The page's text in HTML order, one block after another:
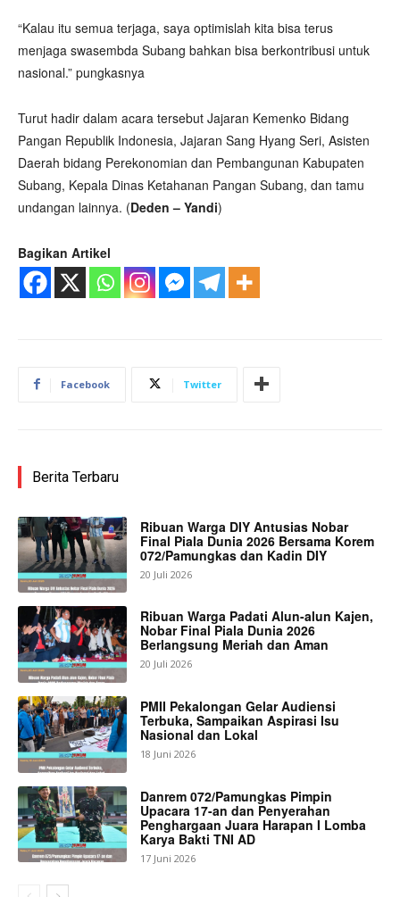
“Kalau itu semua terjaga, saya optimislah kita bisa terus
menjaga swasembda Subang bahkan bisa berkontribusi untuk
nasional.” pungkasnya
Turut hadir dalam acara tersebut Jajaran Kemenko Bidang
Pangan Republik Indonesia, Jajaran Sang Hyang Seri, Asisten
Daerah bidang Perekonomian dan Pembangunan Kabupaten
Subang, Kepala Dinas Ketahanan Pangan Subang, dan tamu
undangan lainnya. (Deden – Yandi)
Bagikan Artikel
Facebook Twitter
Berita Terbaru
Ribuan Warga DIY Antusias Nobar
Final Piala Dunia 2026 Bersama Korem
072/Pamungkas dan Kadin DIY
20 Juli 2026
Ribuan Warga Padati Alun-alun Kajen,
Nobar Final Piala Dunia 2026
Berlangsung Meriah dan Aman
20 Juli 2026
PMII Pekalongan Gelar Audiensi
Terbuka, Sampaikan Aspirasi Isu
Nasional dan Lokal
18 Juni 2026
Danrem 072/Pamungkas Pimpin
Upacara 17-an dan Penyerahan
Penghargaan Juara Harapan I Lomba
Karya Bakti TNI AD
17 Juni 2026